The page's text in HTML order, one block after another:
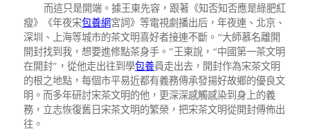
而這只是開端。據王東先容，跟著《知否知否應是綠肥紅
瘦》《年夜宋包養網宮詞》等電視劇播出后，年夜連、北京、
深圳、上海等城市的茶文明喜好者接連不斷。“大師慕名離開
開封找到我，想要進修點茶身手。”王東說，“中國第一茶文明
在開封”，從他走出往到學包養員走出去，開封作為宋茶文明
的根之地點，每個市平易近都有義務傳承發揚好故鄉的優良文
明。而多年研討宋茶文明的他，更深深感觸感染到身上的義
務，立志恢復舊日宋茶文明的繁榮，把宋茶文明從開封傳佈出
往。